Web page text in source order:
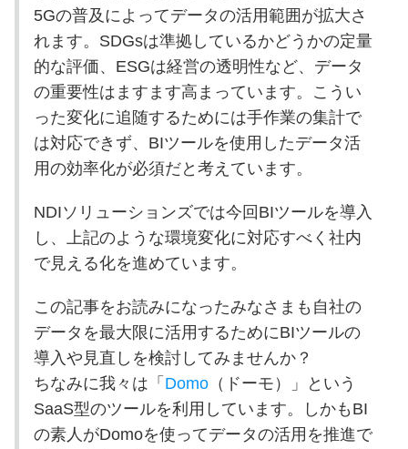
5Gの普及によってデータの活用範囲が拡大さ
れます。SDGsは準拠しているかどうかの定量
的な評価、ESGは経営の透明性など、データ
の重要性はますます高まっています。こうい
った変化に追随するためには手作業の集計で
は対応できず、BIツールを使用したデータ活
用の効率化が必須だと考えています。
NDIソリューションズでは今回BIツールを導入
し、上記のような環境変化に対応すべく社内
で見える化を進めています。
この記事をお読みになったみなさまも自社の
データを最大限に活用するためにBIツールの
導入や見直しを検討してみませんか？
ちなみに我々は「 Domo（ドーモ）」という
SaaS型のツールを利用しています。しかもBI
の素人がDomoを使ってデータの活用を推進で